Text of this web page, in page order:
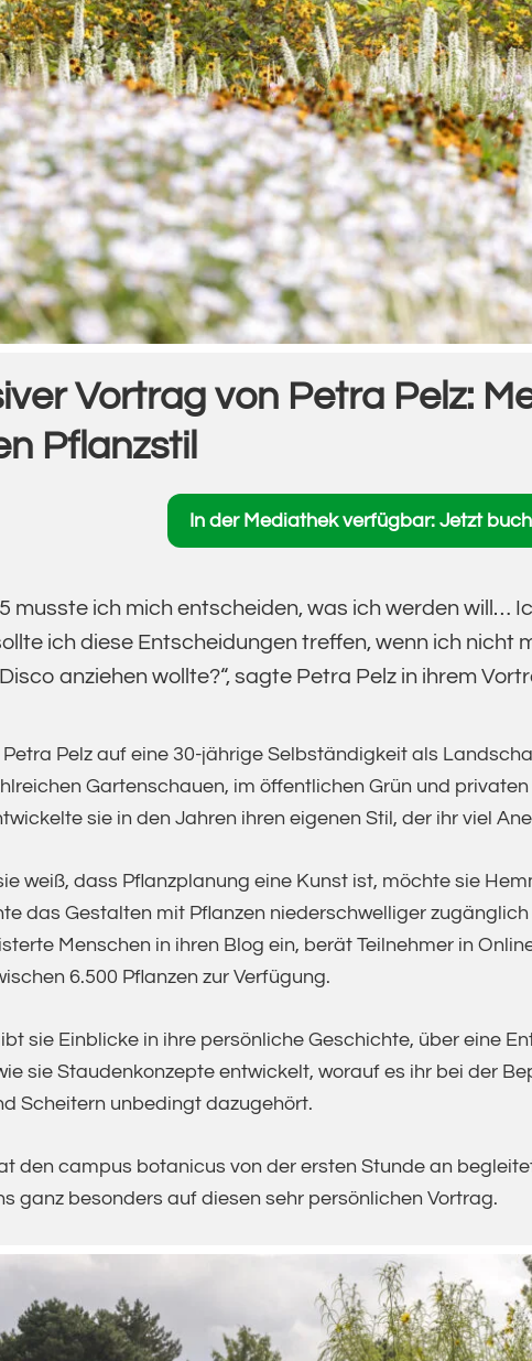
Vortrag von Petra Pelz:
Pflanzstil
In der Mediathek verfügbar: Jetzt
musste ich mich entscheiden, was ich werden will…
ich diese Entscheidungen treffen, wenn ich nicht
Disco anziehen wollte?“, sagte Petra Pelz in ihrem
Pelz auf eine 30-jährige Selbständigkeit als
Gartenschauen, im öffentlichen Grün und
sie in den Jahren ihren eigenen Stil, der ihr viel
weiß, dass Pflanzplanung eine Kunst ist, möchte sie
das Gestalten mit Pflanzen niederschwelliger
Menschen in ihren Blog ein, berät Teilnehmer in
6.500 Pflanzen zur Verfügung.
sie Einblicke in ihre persönliche Geschichte, über eine
sie Staudenkonzepte entwickelt, worauf es ihr bei der
Scheitern unbedingt dazugehört.
den campus botanicus von der ersten Stunde an
ganz besonders auf diesen sehr persönlichen Vortrag.